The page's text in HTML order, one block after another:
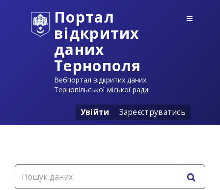
Портал
відкритих
даних
Тернополя
Вебпортал відкритих даних
Тернопільської міської ради
Увійти Зареєструватись